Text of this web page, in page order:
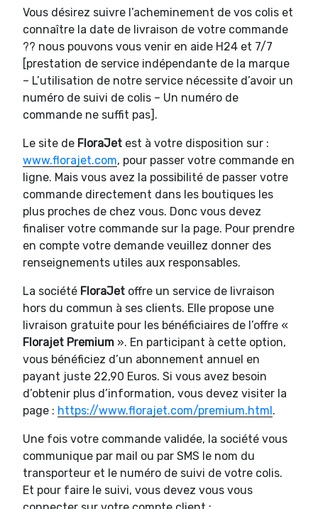
Vous désirez suivre l’acheminement de vos colis et
connaître la date de livraison de votre commande
?? nous pouvons vous venir en aide H24 et 7/7
[prestation de service indépendante de la marque
– L’utilisation de notre service nécessite d’avoir un
numéro de suivi de colis – Un numéro de
commande ne suffit pas].
Le site de FloraJet est à votre disposition sur :
www.florajet.com, pour passer votre commande en
ligne. Mais vous avez la possibilité de passer votre
commande directement dans les boutiques les
plus proches de chez vous. Donc vous devez
finaliser votre commande sur la page. Pour prendre
en compte votre demande veuillez donner des
renseignements utiles aux responsables.
La société FloraJet offre un service de livraison
hors du commun à ses clients. Elle propose une
livraison gratuite pour les bénéficiaires de l’offre «
Florajet Premium ». En participant à cette option,
vous bénéficiez d’un abonnement annuel en
payant juste 22,90 Euros. Si vous avez besoin
d’obtenir plus d’information, vous devez visiter la
page : https://www.florajet.com/premium.html.
Une fois votre commande validée, la société vous
communique par mail ou par SMS le nom du
transporteur et le numéro de suivi de votre colis.
Et pour faire le suivi, vous devez vous vous